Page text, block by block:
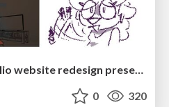
sira's awesome portfolio website redesign presentation
0 320